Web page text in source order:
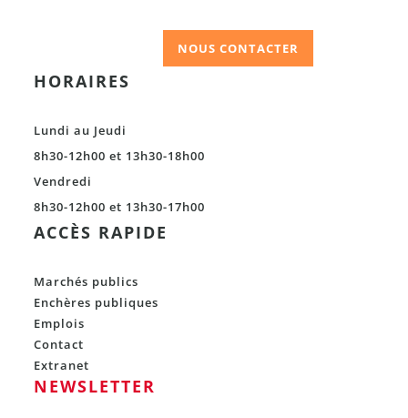
NOUS CONTACTER
HORAIRES
Lundi au Jeudi
8h30-12h00 et 13h30-18h00
Vendredi
8h30-12h00 et 13h30-17h00
ACCÈS RAPIDE
Marchés publics
Enchères publiques
Emplois
Contact
Extranet
NEWSLETTER